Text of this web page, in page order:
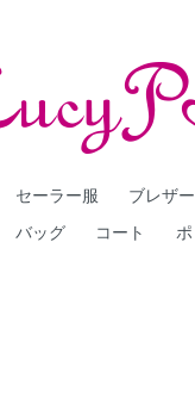
セーラー服
ブレザー
バッグ
コート